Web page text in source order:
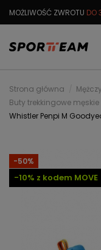
MOŻLIWOŚĆ ZWROTU DO
Strona główna
Buty trekkingowe męskie
Whistler Penpi M
-50%
-10% z kodem MOVE